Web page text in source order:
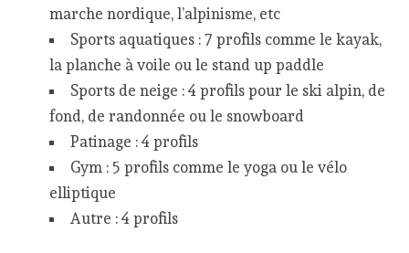
marche nordique, l’alpinisme, etc
Sports aquatiques : 7 profils comme le kayak,
la planche à voile ou le stand up paddle
Sports de neige : 4 profils pour le ski alpin, de
fond, de randonnée ou le snowboard
Patinage : 4 profils
Gym : 5 profils comme le yoga ou le vélo
elliptique
Autre : 4 profils